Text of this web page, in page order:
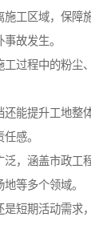
施工区域，保障
故发生。
工过程中的粉尘
还能提升工地整
感。
，涵盖市政工
等多个领域。
是短期活动需求